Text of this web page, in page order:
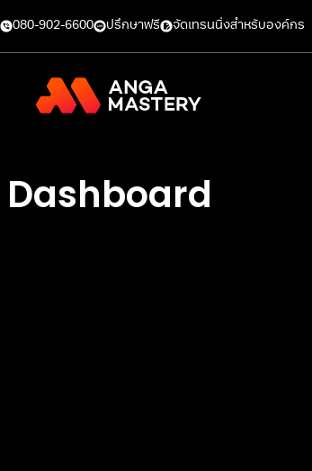
ข้าม
080-902-6600 ปรึกษาฟรี จัดเทรนนิ่งสำหรับองค์กร
Dashboard